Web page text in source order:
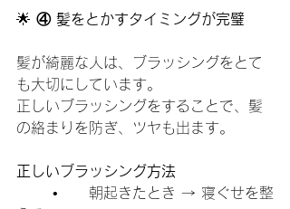
🌟 ④ 髪をとかすタイミングが完璧
髪が綺麗な人は、ブラッシングをとて
も大切にしています。
正しいブラッシングをすることで、髪
の絡まりを防ぎ、ツヤも出ます。
正しいブラッシング方法